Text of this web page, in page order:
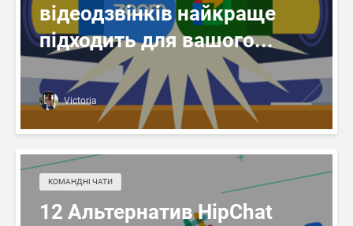
відеодзвінків найкраще
підходить для вашого...
Victoria
КОМАНДНІ ЧАТИ
12 Альтернатив HipChat